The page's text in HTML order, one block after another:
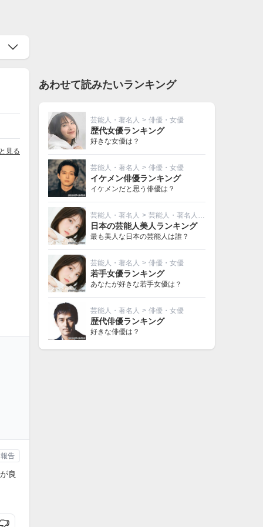
見る
良
報告
あわせて読みたいランキング
芸能人・著名人 > 俳優・女優
歴代女優ランキング
好きな女優は？
芸能人・著名人 > 俳優・女優
イケメン俳優ランキング
イケメンだと思う俳優は？
芸能人・著名人 > 芸能人・著名人その他
日本の芸能人美人ランキング
最も美人な日本の芸能人は誰？
芸能人・著名人 > 俳優・女優
若手女優ランキング
あなたが好きな若手女優は？
芸能人・著名人 > 俳優・女優
歴代俳優ランキング
好きな俳優は？